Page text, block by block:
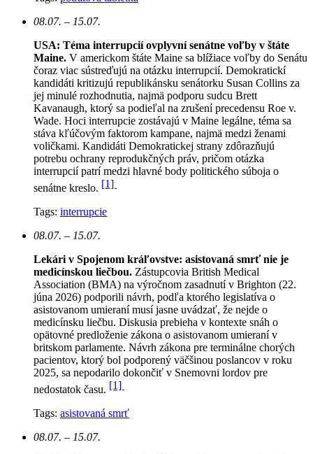
08.07. – 15.07.
USA: Téma interrupcií ovplyvní senátne voľby v štáte
Maine. V americkom štáte Maine sa blížiace voľby do Senátu
čoraz viac sústreďujú na otázku interrupcií. Demokratickí
kandidáti kritizujú republikánsku senátorku Susan Collins za
jej minulé rozhodnutia, najmä podporu sudcu Brett
Kavanaugh, ktorý sa podieľal na zrušení precedensu Roe v.
Wade. Hoci interrupcie zostávajú v Maine legálne, téma sa
stáva kľúčovým faktorom kampane, najmä medzi ženami
voličkami. Kandidáti Demokratickej strany zdôrazňujú
potrebu ochrany reprodukčných práv, pričom otázka
interrupcií patrí medzi hlavné body politického súboja o
senátne kreslo. [1]
Tags: interrupcie
08.07. – 15.07.
Lekári v Spojenom kráľovstve: asistovaná smrť nie je
medicínskou liečbou. Zástupcovia British Medical
Association (BMA) na výročnom zasadnutí v Brighton (22.
júna 2026) podporili návrh, podľa ktorého legislatíva o
asistovanom umieraní musí jasne uvádzať, že nejde o
medicínsku liečbu. Diskusia prebieha v kontexte snáh o
opätovné predloženie zákona o asistovanom umieraní v
britskom parlamente. Návrh zákona pre terminálne chorých
pacientov, ktorý bol podporený väčšinou poslancov v roku
2025, sa nepodarilo dokončiť v Snemovni lordov pre
nedostatok času. [1]
Tags: asistovaná smrť
08.07. – 15.07.